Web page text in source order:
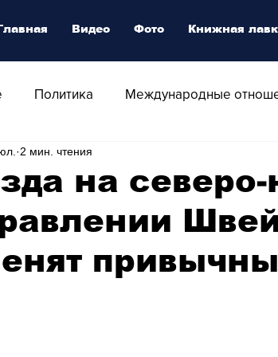
Политика Международные
Аналитика
Магия искусства Swiss Афиша
на
2 мин. чтения
Видео Фото Книжная